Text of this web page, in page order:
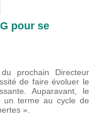
pour se
prochain Directeur
de faire évoluer le
Auparavant, le
un terme au cycle de
».